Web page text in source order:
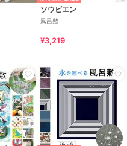
ソウビエン
風呂敷
¥3,219